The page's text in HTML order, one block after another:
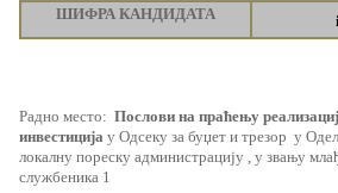
ШИФРА КАНДИДАТА
Радно место: Послови на праћењу
инвестиција у Одсеку за буџет и трезор у
локалну пореску администрацију , у звању
службеника 1